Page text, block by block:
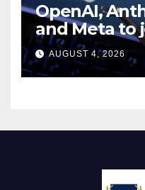
OpenAI,
and Meta to
House AI
AUGUST 4, 2026